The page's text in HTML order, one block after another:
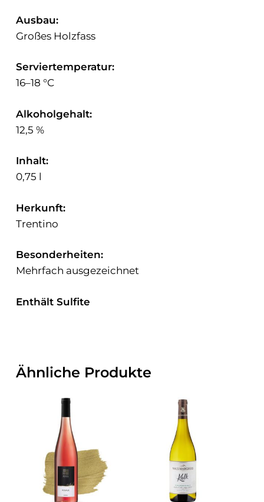
Ausbau:
Großes Holzfass
Serviertemperatur:
16–18 °C
Alkoholgehalt:
12,5 %
Inhalt:
0,75 l
Herkunft:
Trentino
Besonderheiten:
Mehrfach ausgezeichnet
Enthält Sulfite
Ähnliche Produkte